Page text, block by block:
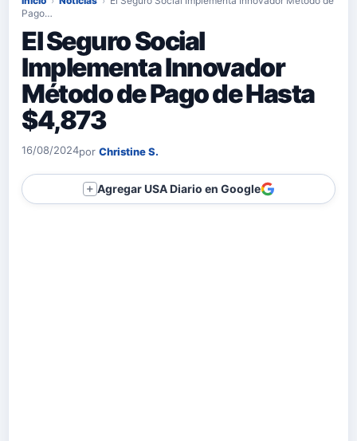
Pago…
El Seguro Social
Implementa Innovador
Método de Pago de Hasta
$4,873
16/08/2024por Christine S.
＋ Agregar USA Diario en Google